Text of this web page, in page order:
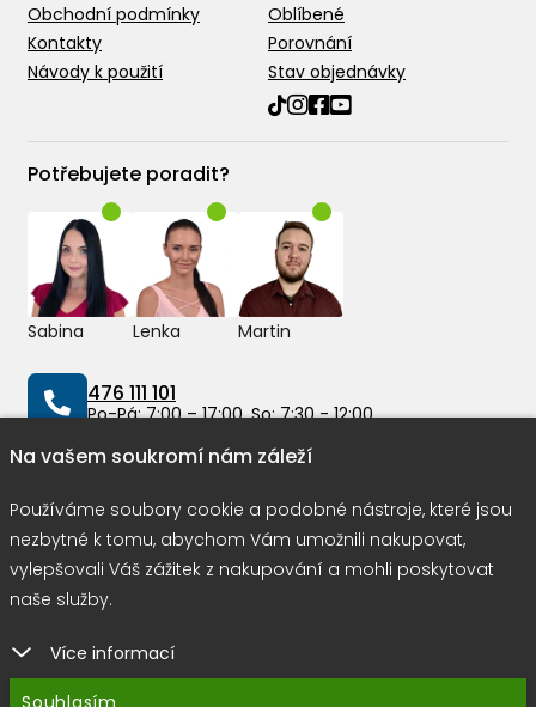
Obchodní podmínky
Kontakty
Návody k použití
Oblíbené
Porovnání
Stav objednávky
Potřebujete poradit?
Sabina Lenka Martin
476 111 101
Po-Pá: 7:00 – 17:00, So: 7:30 - 12:00
Možnosti dopravy
Rychlá a bezpečná platba
Na vašem soukromí nám záleží
Používáme soubory cookie a podobné nástroje, které jsou
nezbytné k tomu, abychom Vám umožnili nakupovat,
vylepšovali Váš zážitek z nakupování a mohli poskytovat
naše služby.
Více informací
Souhlasím